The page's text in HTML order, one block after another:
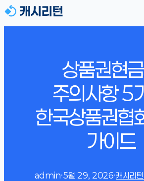
상품권현
주의사항 5
한국상품권협
가이드
admin·5월 29, 2026·캐시리